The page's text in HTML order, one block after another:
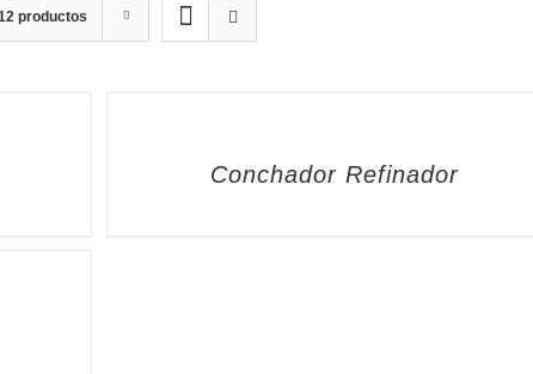
productos
Conchador Refinador